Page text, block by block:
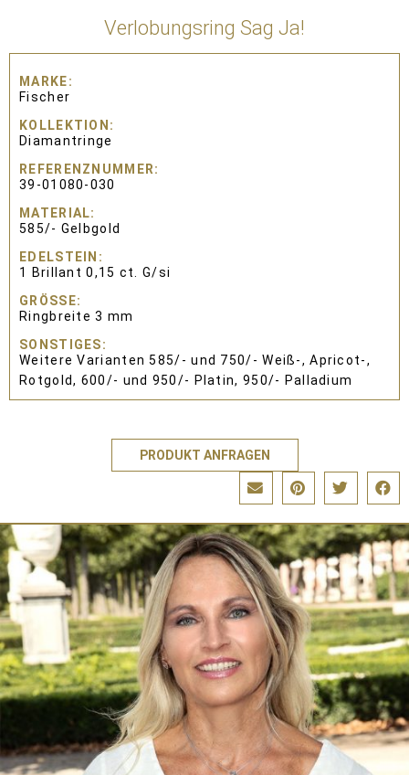
Verlobungsring Sag Ja!
MARKE
Fischer
KOLLEKTION
Diamantringe
REFERENZNUMMER
39-01080-030
MATERIAL
585/- Gelbgold
EDELSTEIN
1 Brillant 0,15 ct. G/si
GRÖSSE
Ringbreite 3 mm
SONSTIGES
Weitere Varianten 585/- und 750/- Weiß-, Apricot-,
Rotgold, 600/- und 950/- Platin, 950/- Palladium
PRODUKT ANFRAGEN